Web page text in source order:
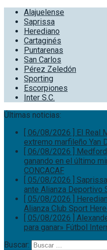
Alajuelense
Saprissa
Herediano
Cartaginés
Puntarenas
San Carlos
Pérez Zeledón
Sporting
Escorpiones
Inter S.C.
Últimas noticias:
[ 06/08/2026 ] El Real
extremo marfileño Yan
[ 06/08/2026 ]
ganando en el último
CONCACAF
[ 05/08/2026 ]
ante Alianza Deportivo
[ 05/08/2026 ]
Alianza Club Sport
[ 05/08/2026 ]
para ganar» Fútbol
Buscar: